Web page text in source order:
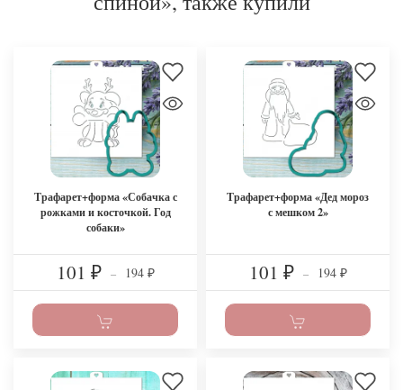
Трафарет+форма «Собачка с
рожками и косточкой. Год
собаки»
101 ₽ – 194 ₽
Трафарет+форма «Дед мороз
с мешком 2»
101 ₽ – 194 ₽